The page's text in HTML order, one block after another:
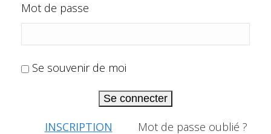
Mot de passe
Se souvenir de moi
Se connecter
INSCRIPTION Mot de passe oublié ?